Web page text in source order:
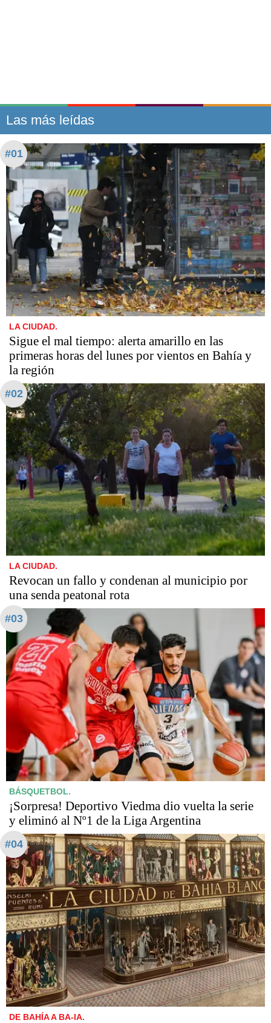
Las más leídas
#01
LA CIUDAD.
Sigue el mal tiempo: alerta amarillo en las
primeras horas del lunes por vientos en Bahía y
la región
#02
LA CIUDAD.
Revocan un fallo y condenan al municipio por
una senda peatonal rota
#03
BÁSQUETBOL.
¡Sorpresa! Deportivo Viedma dio vuelta la serie
y eliminó al Nº1 de la Liga Argentina
#04
DE BAHÍA A BA-IA.